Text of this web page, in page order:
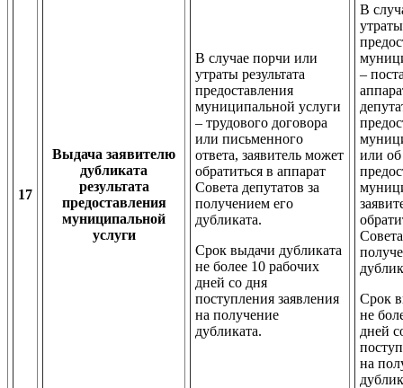
17
Выдача заявителю
дубликата
результата
предоставления
муниципальной
услуги
В случае порчи или
утраты результата
предоставления
муниципальной услуги
– трудового договора
или письменного
ответа, заявитель может
обратиться в аппарат
Совета депутатов за
получением его
дубликата.
Срок выдачи дубликата
не более 10 рабочих
дней со дня
поступления заявления
на получение
дубликата.
В
утраты
–
или об
Срок
не
дней
на